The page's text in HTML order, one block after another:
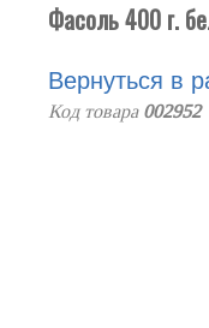
Фасоль 400 г.
Вернуться в
Код товара 002952